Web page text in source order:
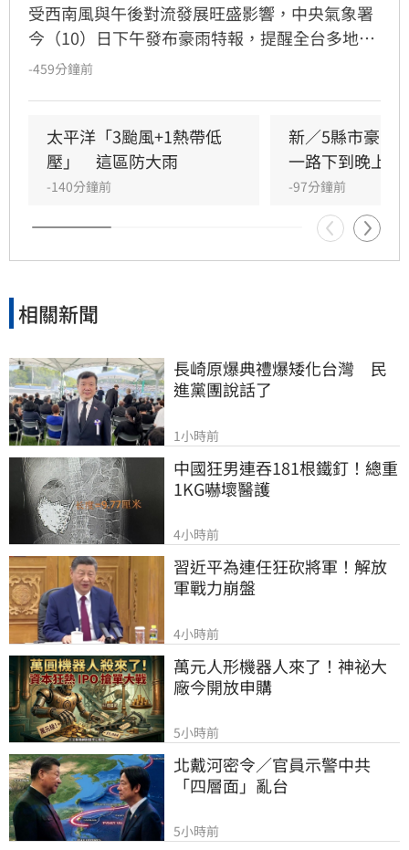
受西南風與午後對流發展旺盛影響，中央氣象署
今（10）日下午發布豪雨特報，提醒全台多地嚴
防劇烈天氣。屏東縣地區需防範局部大雨或豪
-459分鐘前
太平洋「3颱風+1熱帶低
壓」　這區防大雨
-140分鐘前
新／5縣市豪
一路下到晚上
-97分鐘前
相關新聞
長崎原爆典禮爆矮化台灣　民
進黨團說話了
1小時前
中國狂男連吞181根鐵釘！總重
1KG嚇壞醫護
4小時前
習近平為連任狂砍將軍！解放
軍戰力崩盤
4小時前
萬元人形機器人來了！神祕大
廠今開放申購
5小時前
北戴河密令／官員示警中共
「四層面」亂台
5小時前